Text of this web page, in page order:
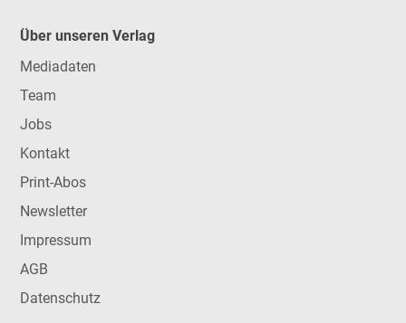
Über unseren Verlag
Mediadaten
Team
Jobs
Kontakt
Print-Abos
Newsletter
Impressum
AGB
Datenschutz